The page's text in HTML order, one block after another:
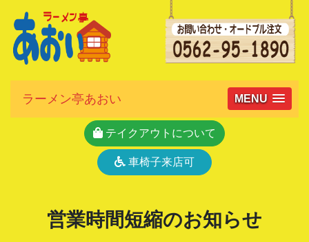
ラーメン亭あおい MENU
テイクアウトについて
車椅子来店可
営業時間短縮のお知らせ